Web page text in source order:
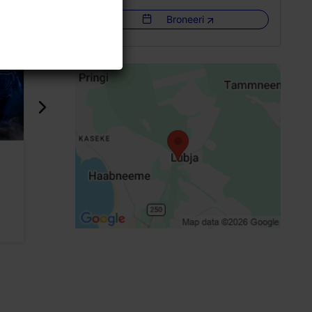
Broneeri
Viimsi SPA saunakeskus
ja SPA18+
Ujulad ja veepargid